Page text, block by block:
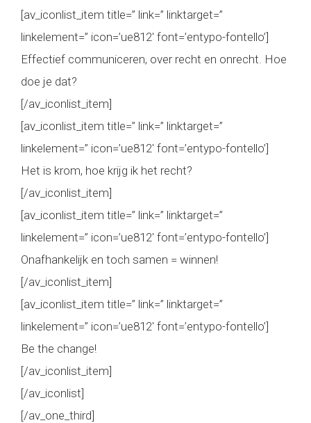
[av_iconlist_item title=” link=” linktarget=”
linkelement=” icon=’ue812′ font=’entypo-fontello’]
Effectief communiceren, over recht en onrecht. Hoe
doe je dat?
[/av_iconlist_item]
[av_iconlist_item title=” link=” linktarget=”
linkelement=” icon=’ue812′ font=’entypo-fontello’]
Het is krom, hoe krijg ik het recht?
[/av_iconlist_item]
[av_iconlist_item title=” link=” linktarget=”
linkelement=” icon=’ue812′ font=’entypo-fontello’]
Onafhankelijk en toch samen = winnen!
[/av_iconlist_item]
[av_iconlist_item title=” link=” linktarget=”
linkelement=” icon=’ue812′ font=’entypo-fontello’]
Be the change!
[/av_iconlist_item]
[/av_iconlist]
[/av_one_third]